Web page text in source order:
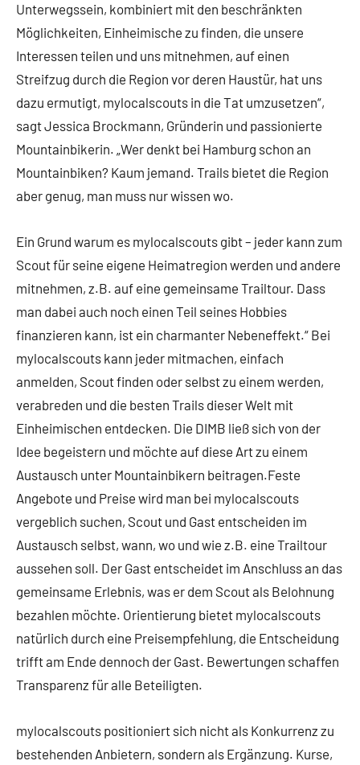
Unterwegssein, kombiniert mit den beschränkten
Möglichkeiten, Einheimische zu finden, die unsere
Interessen teilen und uns mitnehmen, auf einen
Streifzug durch die Region vor deren Haustür, hat uns
dazu ermutigt, mylocalscouts in die Tat umzusetzen“,
sagt Jessica Brockmann, Gründerin und passionierte
Mountainbikerin. „Wer denkt bei Hamburg schon an
Mountainbiken? Kaum jemand. Trails bietet die Region
aber genug, man muss nur wissen wo.
Ein Grund warum es mylocalscouts gibt – jeder kann zum
Scout für seine eigene Heimatregion werden und andere
mitnehmen, z.B. auf eine gemeinsame Trailtour. Dass
man dabei auch noch einen Teil seines Hobbies
finanzieren kann, ist ein charmanter Nebeneffekt.“ Bei
mylocalscouts kann jeder mitmachen, einfach
anmelden, Scout finden oder selbst zu einem werden,
verabreden und die besten Trails dieser Welt mit
Einheimischen entdecken. Die DIMB ließ sich von der
Idee begeistern und möchte auf diese Art zu einem
Austausch unter Mountainbikern beitragen.Feste
Angebote und Preise wird man bei mylocalscouts
vergeblich suchen, Scout und Gast entscheiden im
Austausch selbst, wann, wo und wie z.B. eine Trailtour
aussehen soll. Der Gast entscheidet im Anschluss an das
gemeinsame Erlebnis, was er dem Scout als Belohnung
bezahlen möchte. Orientierung bietet mylocalscouts
natürlich durch eine Preisempfehlung, die Entscheidung
trifft am Ende dennoch der Gast. Bewertungen schaffen
Transparenz für alle Beteiligten.
mylocalscouts positioniert sich nicht als Konkurrenz zu
bestehenden Anbietern, sondern als Ergänzung. Kurse,